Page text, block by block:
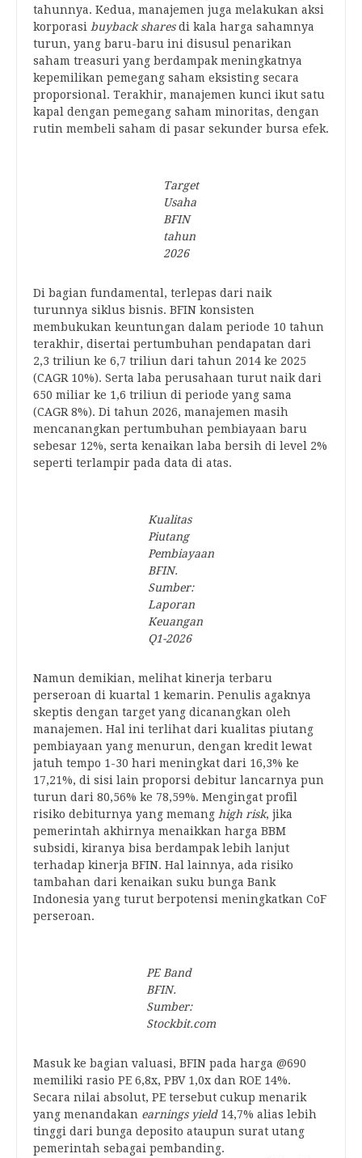
tahunnya. Kedua, manajemen juga melakukan aksi
korporasi buyback sharesdi kala harga sahamnya
turun, yang baru-baru ini disusul penarikan
saham treasuri yang berdampak meningkatnya
kepemilikan pemegang saham eksisting secara
proporsional. Terakhir, manajemen kunci ikut satu
kapal dengan pemegang saham minoritas, dengan
rutin membeli saham di pasar sekunder bursa efek.
Target
Usaha
BFIN
tahun
2026
Di bagian fundamental, terlepas dari naik
turunnya siklus bisnis. BFIN konsisten
membukukan keuntungan dalam periode 10 tahun
terakhir, disertai pertumbuhan pendapatan dari
2,3 triliun ke 6,7 triliun dari tahun 2014 ke 2025
(CAGR 10%). Serta laba perusahaan turut naik dari
650 miliar ke 1,6 triliun di periode yang sama
(CAGR 8%). Di tahun 2026, manajemen masih
mencanangkan pertumbuhan pembiayaan baru
sebesar 12%, serta kenaikan laba bersih di level 2%
seperti terlampir pada data di atas.
Kualitas
Piutang
Pembiayaan
BFIN.
Sumber:
Laporan
Keuangan
Q1-2026
Namun demikian, melihat kinerja terbaru
perseroan di kuartal 1 kemarin. Penulis agaknya
skeptis dengan target yang dicanangkan oleh
manajemen. Hal ini terlihat dari kualitas piutang
pembiayaan yang menurun, dengan kredit lewat
jatuh tempo 1-30 hari meningkat dari 16,3% ke
17,21%, di sisi lain proporsi debitur lancarnya pun
turun dari 80,56% ke 78,59%. Mengingat profil
risiko debiturnya yang memang high risk, jika
pemerintah akhirnya menaikkan harga BBM
subsidi, kiranya bisa berdampak lebih lanjut
terhadap kinerja BFIN. Hal lainnya, ada risiko
tambahan dari kenaikan suku bunga Bank
Indonesia yang turut berpotensi meningkatkan CoF
perseroan.
PE Band
BFIN.
Sumber:
Stockbit.com
Masuk ke bagian valuasi, BFIN pada harga @690
memiliki rasio PE 6,8x, PBV 1,0x dan ROE 14%.
Secara nilai absolut, PE tersebut cukup menarik
yang menandakan earnings yield 14,7% alias lebih
tinggi dari bunga deposito ataupun surat utang
pemerintah sebagai pembanding.